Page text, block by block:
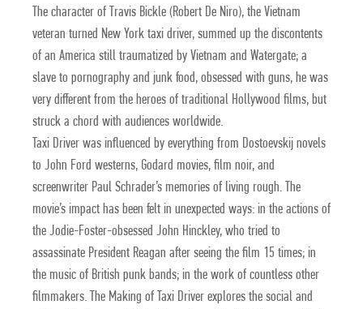
The character of Travis Bickle (Robert De Niro), the Vietnam
veteran turned New York taxi driver, summed up the discontents
of an America still traumatized by Vietnam and Watergate; a
slave to pornography and junk food, obsessed with guns, he was
very different from the heroes of traditional Hollywood films, but
struck a chord with audiences worldwide.
Taxi Driver was influenced by everything from Dostoevskij novels
to John Ford westerns, Godard movies, film noir, and
screenwriter Paul Schrader’s memories of living rough. The
movie’s impact has been felt in unexpected ways: in the actions of
the Jodie-Foster-obsessed John Hinckley, who tried to
assassinate President Reagan after seeing the film 15 times; in
the music of British punk bands; in the work of countless other
filmmakers. The Making of Taxi Driver explores the social and